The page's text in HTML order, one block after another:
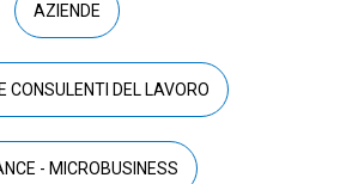
AZIENDE
CONSULENTI DEL LAVORO
- MICROBUSINESS